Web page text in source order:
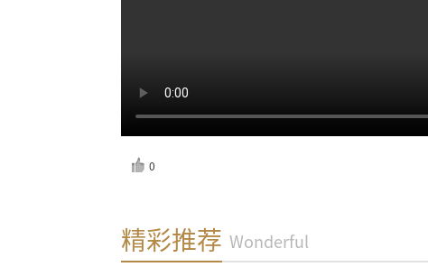
0
精彩推荐 Wonderful